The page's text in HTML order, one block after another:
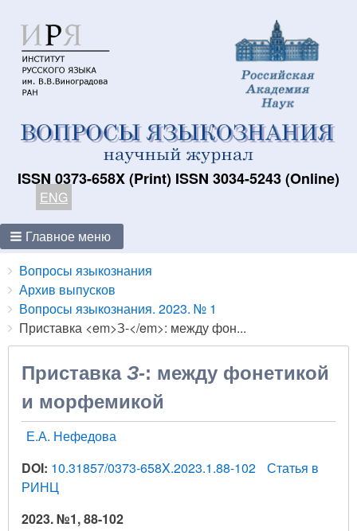
ISSN 0373-658X (Print) ISSN 3034-5243 (Online)
ENG
Главное меню
Breadcrumbs
You
are
here:
Вопросы языкознания
Архив выпусков
Вопросы языкознания. 2023. № 1
Приставка <em>З-</em>: между фон...
Приставка З-: между фонетикой
и морфемикой
Е.А. Нефедова
DOI: 10.31857/0373-658X.2023.1.88-102
Статья в
РИНЦ
2023. №1, 88-102